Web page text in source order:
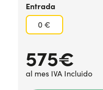
Entrada
0 €
575€
al mes IVA Incluido